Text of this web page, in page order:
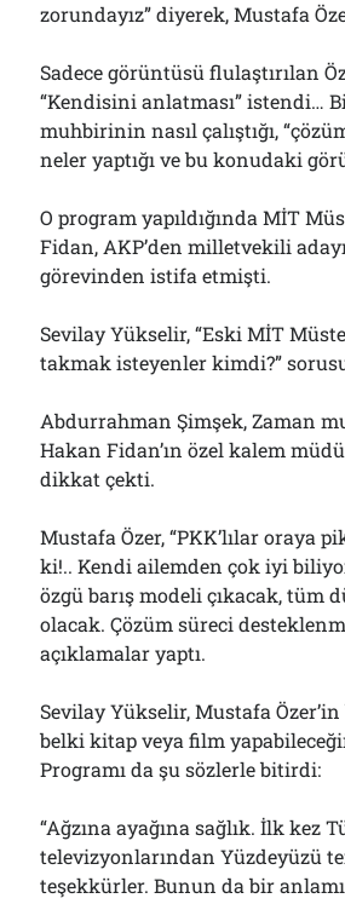
zorundayız” diyerek, Mustafa
Sadece görüntüsü flulaştırılan
“Kendisini anlatması” istendi…
muhbirinin nasıl çalıştığı,
neler yaptığı ve bu konudaki
O program yapıldığında MİT
Fidan, AKP’den milletvekili
görevinden istifa etmişti.
Sevilay Yükselir, “Eski MİT
takmak isteyenler kimdi?”
Abdurrahman Şimşek, Zaman
Hakan Fidan’ın özel kalem
dikkat çekti.
Mustafa Özer, “PKK’lılar oraya
ki!.. Kendi ailemden çok iyi
özgü barış modeli çıkacak, tüm
olacak. Çözüm süreci
açıklamalar yaptı.
Sevilay Yükselir, Mustafa
belki kitap veya film
Programı da şu sözlerle bitirdi:
“Ağzına ayağına sağlık. İlk kez
televizyonlarından Yüzdeyüzü
teşekkürler. Bunun da bir